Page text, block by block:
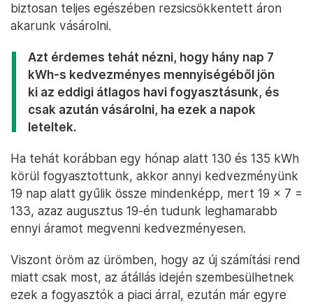
biztosan teljes egészében rezsicsökkentett áron
akarunk vásárolni.
Azt érdemes tehát nézni, hogy hány nap 7
kWh-s kedvezményes mennyiségéből jön
ki az eddigi átlagos havi fogyasztásunk, és
csak azután vásárolni, ha ezek a napok
leteltek.
Ha tehát korábban egy hónap alatt 130 és 135 kWh
körül fogyasztottunk, akkor annyi kedvezményünk
19 nap alatt gyűlik össze mindenképp, mert 19 x 7 =
133, azaz augusztus 19-én tudunk leghamarabb
ennyi áramot megvenni kedvezményesen.
Viszont öröm az ürömben, hogy az új számítási rend
miatt csak most, az átállás idején szembesülhetnek
ezek a fogyasztók a piaci árral, ezután már egyre